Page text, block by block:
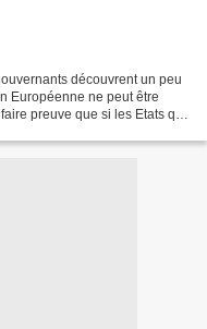
découvrent un peu
Européenne ne peut être
preuve que si les Etats qui